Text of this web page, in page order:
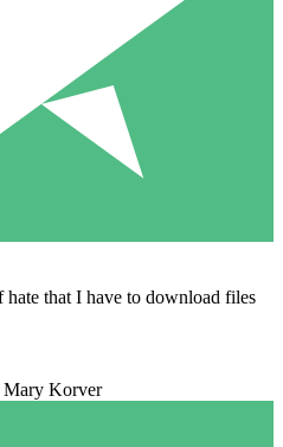
that I have to download files
Mary Korver